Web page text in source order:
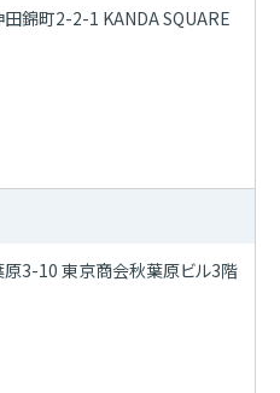
錦町2-2-1 KANDA SQUARE
3-10 東京商会秋葉原ビル3階